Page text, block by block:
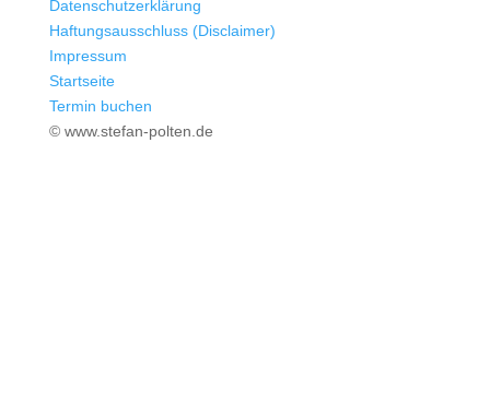
Datenschutzerklärung
Haftungsausschluss (Disclaimer)
Impressum
Startseite
Termin buchen
© www.stefan-polten.de